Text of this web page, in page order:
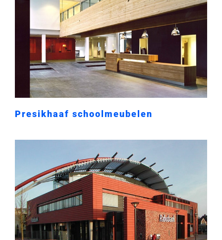
Presikhaaf schoolmeubelen